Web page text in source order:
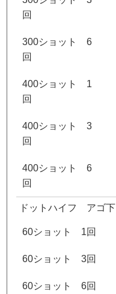
回
300ショット 6
回
400ショット 1
回
400ショット 3
回
400ショット 6
回
ドットハイフ アゴ下
60ショット 1回
60ショット 3回
60ショット 6回